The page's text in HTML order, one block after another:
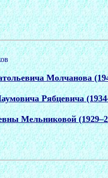
Молчанова
Рябцевича
Мельниковой